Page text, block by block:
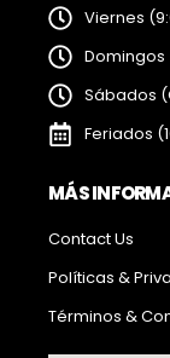
Viernes
Domingos
Sábados
Feriados
MÁS
Contact Us
Políticas &
Términos &